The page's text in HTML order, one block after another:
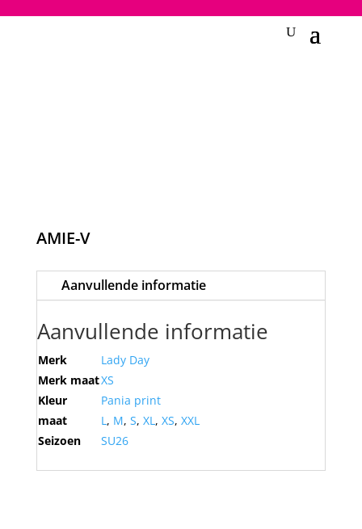
AMIE-V
Aanvullende informatie
Aanvullende informatie
Merk
Lady Day
Merk maatXS
Kleur
Pania print
maat
L, M, S, XL, XS, XXL
Seizoen
SU26